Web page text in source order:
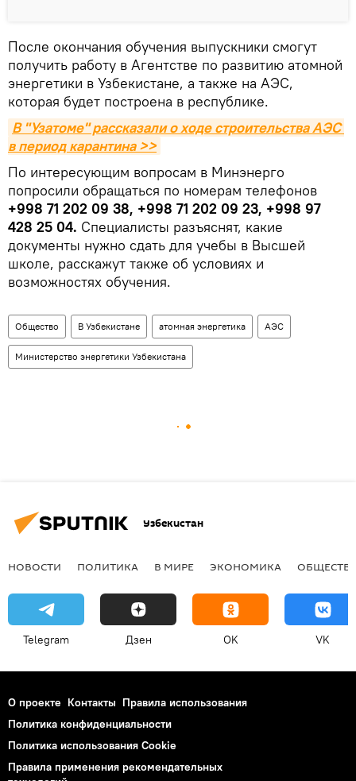
После окончания обучения выпускники смогут
получить работу в Агентстве по развитию атомной
энергетики в Узбекистане, а также на АЭС,
которая будет построена в республике.
В "Узатоме" рассказали о ходе строительства АЭС
в период карантина >>
По интересующим вопросам в Минэнерго
попросили обращаться по номерам телефонов
+998 71 202 09 38, +998 71 202 09 23, +998 97
428 25 04. Специалисты разъяснят, какие
документы нужно сдать для учебы в Высшей
школе, расскажут также об условиях и
возможностях обучения.
Общество В Узбекистане атомная энергетика АЭС
Министерство энергетики Узбекистана
Узбекистан
НОВОСТИ ПОЛИТИКА В МИРЕ ЭКОНОМИКА
Telegram Дзен OK VK
О проекте Контакты Правила использования
Политика конфиденциальности
Политика использования Cookie
Правила применения рекомендательных